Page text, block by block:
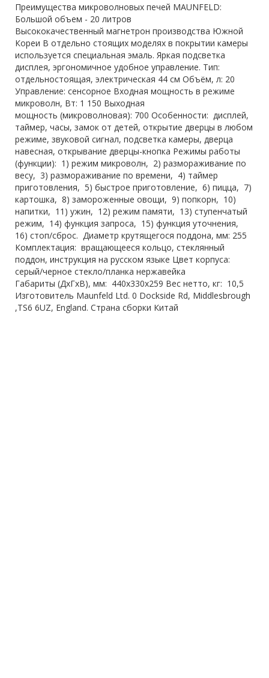
Преимущества микроволновых печей MAUNFELD:
Большой объем - 20 литров
Высококачественный магнетрон производства Южной
Кореи В отдельно стоящих моделях в покрытии камеры
используется специальная эмаль. Яркая подсветка
дисплея, эргономичное удобное управление. Тип:
отдельностоящая, электрическая 44 см Объём, л: 20
Управление: сенсорное Входная мощность в режиме
микроволн, Вт: 1 150 Выходная
мощность (микроволновая): 700 Особенности: дисплей,
таймер, часы, замок от детей, открытие дверцы в любом
режиме, звуковой сигнал, подсветка камеры, дверца
навесная, открывание дверцы-кнопка Режимы работы
(функции): 1) режим микроволн, 2) размораживание по
весу, 3) размораживание по времени, 4) таймер
приготовления, 5) быстрое приготовление, 6) пицца, 7)
картошка, 8) замороженные овощи, 9) попкорн, 10)
напитки, 11) ужин, 12) режим памяти, 13) ступенчатый
режим, 14) функция запроса, 15) функция уточнения,
16) стоп/сброс. Диаметр крутящегося поддона, мм: 255
Комплектация: вращающееся кольцо, стеклянный
поддон, инструкция на русском языке Цвет корпуса:
серый/черное стекло/планка нержавейка
Габариты (ДхГхВ), мм: 440x330x259 Вес нетто, кг: 10,5
Изготовитель Maunfeld Ltd. 0 Dockside Rd, Middlesbrough
,TS6 6UZ, England. Страна сборки Китай